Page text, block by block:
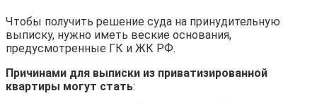
Чтобы получить решение суда на принудительную
выписку, нужно иметь веские основания,
предусмотренные ГК и ЖК РФ.
Причинами для выписки из приватизированной
квартиры могут стать: